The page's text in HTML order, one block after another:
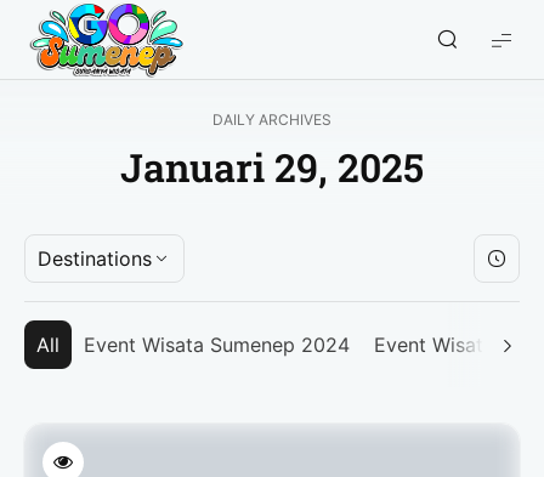
GO
Sumenep
DAILY ARCHIVES
Januari 29, 2025
Destinations
All Event Wisata Sumenep 2024 Event Wisata